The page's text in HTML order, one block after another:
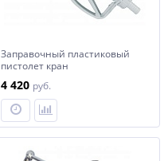
Заправочный пластиковый
пистолет кран
4 420 руб.